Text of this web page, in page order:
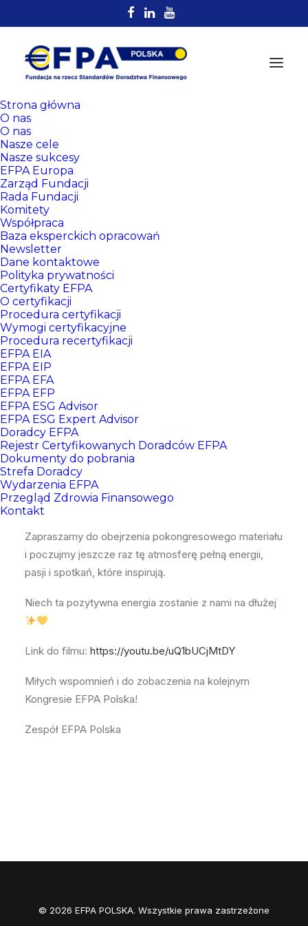
Strona główna
O nas
O nas
Nasze cele
Nasze sukcesy
EFPA Europa
Zarząd Fundacji
Rada Fundacji
Komitety
Współpraca
Baza eksperckich opracowań
Newsletter
Dane kontaktowe
Polityka prywatności
Certyfikaty EFPA
O certyfikacji
Procedura certyfikacji
Wymogi certyfikacyjne
Procedura recertyfikacji
EFPA EIA
EFPA EIP
EFPA EFA
EFPA EFP
EFPA ESG Advisor
EFPA ESG Expert Advisor
Doradcy EFPA
Rejestr Certyfikowanych Doradców EFPA
Dokumenty do pobrania
Strefa Doradcy
Wydarzenia EFPA
Przegląd Zdrowia Finansowego
Kontakt
Najlepsze chwile XVI Kongresu
EFPA okiem kamery
Drogie Certyfikowane Doradczynie, drodzy
Certyfikowani Doradcy EFPA Polska,
Zapraszamy do obejrzenia pokongresowego materiału
i poczujmy jeszcze raz tę atmosferę pełną energii,
pasji i spotkań, które inspirują.
Niech ta pozytywna energia zostanie z nami na dłużej
Link do filmu: https://youtu.be/uQ1bUCjMtDY
Miłych wspomnień i do zobaczenia na kolejnym
Kongresie EFPA Polska!
Zespół EFPA Polska
© 2026 EFPA POLSKA. Wszystkie prawa zastrzeżone